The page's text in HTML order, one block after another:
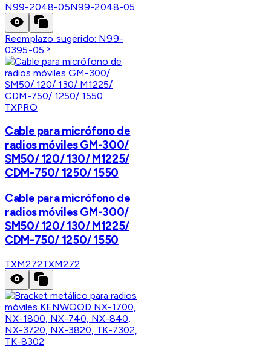
N99-2048-05N99-2048-05
Reemplazo sugerido: N99-
0395-05
TXPRO
Cable para micrófono de
radios móviles GM-300/
SM50/ 120/ 130/ M1225/
CDM-750/ 1250/ 1550
Cable para micrófono de
radios móviles GM-300/
SM50/ 120/ 130/ M1225/
CDM-750/ 1250/ 1550
TXM272TXM272